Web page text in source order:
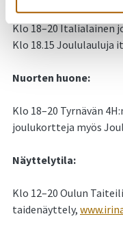
Klo 18–20 Italialainen
Klo 18.15 Joululauluja
Nuorten huone:
Klo 18–20 Tyrnävän
joulukortteja myös
Näyttelytila:
Klo 12–20 Oulun
taidenäyttely,